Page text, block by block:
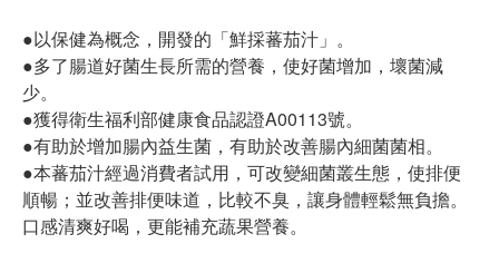
●以保健為概念，開發的「鮮採蕃茄汁」。
●多了腸道好菌生長所需的營養，使好菌增加，壞菌減
少。
●獲得衛生福利部健康食品認證A00113號。
●有助於增加腸內益生菌，有助於改善腸內細菌菌相。
●本蕃茄汁經過消費者試用，可改變細菌叢生態，使排便
順暢；並改善排便味道，比較不臭，讓身體輕鬆無負擔。
口感清爽好喝，更能補充蔬果營養。